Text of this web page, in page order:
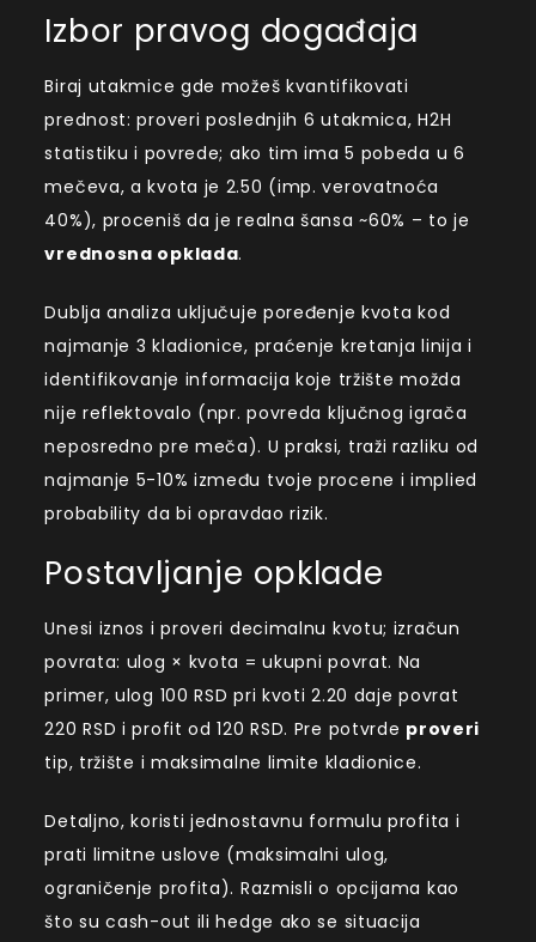
Izbor pravog događaja
Biraj utakmice gde možeš kvantifikovati
prednost: proveri poslednjih 6 utakmica, H2H
statistiku i povrede; ako tim ima 5 pobeda u 6
mečeva, a kvota je 2.50 (imp. verovatnoća
40%), proceniš da je realna šansa ~60% – to je
vrednosna opklada.
Dublja analiza uključuje poređenje kvota kod
najmanje 3 kladionice, praćenje kretanja linija i
identifikovanje informacija koje tržište možda
nije reflektovalo (npr. povreda ključnog igrača
neposredno pre meča). U praksi, traži razliku od
najmanje 5-10% između tvoje procene i implied
probability da bi opravdao rizik.
Postavljanje opklade
Unesi iznos i proveri decimalnu kvotu; izračun
povrata: ulog × kvota = ukupni povrat. Na
primer, ulog 100 RSD pri kvoti 2.20 daje povrat
220 RSD i profit od 120 RSD. Pre potvrde proveri
tip, tržište i maksimalne limite kladionice.
Detaljno, koristi jednostavnu formulu profita i
prati limitne uslove (maksimalni ulog,
ograničenje profita). Razmisli o opcijama kao
što su cash-out ili hedge ako se situacija